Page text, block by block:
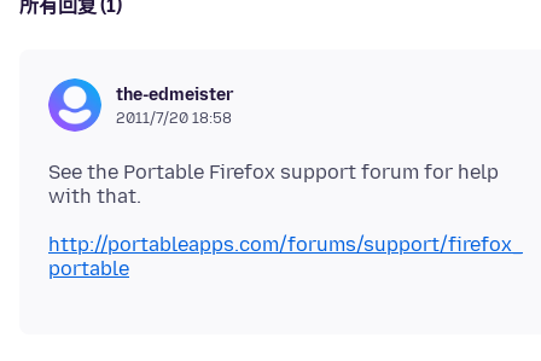
所有回复 (1)
the-edmeister
2011/7/20 18:58
See the Portable Firefox support forum for help
with that.
http://portableapps.com/forums/support/firefox_
portable